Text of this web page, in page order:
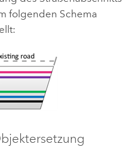
folgenden Schema